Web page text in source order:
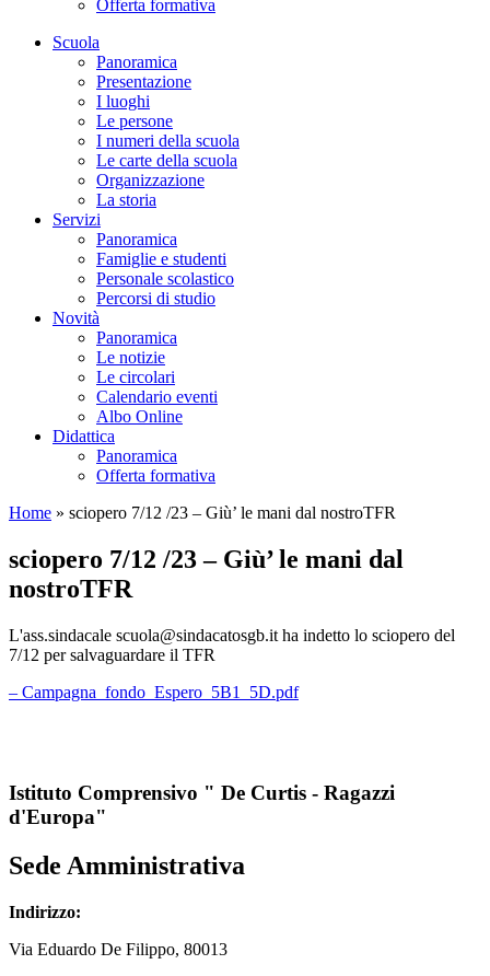
Offerta formativa
Scuola
Panoramica
Presentazione
I luoghi
Le persone
I numeri della scuola
Le carte della scuola
Organizzazione
La storia
Servizi
Panoramica
Famiglie e studenti
Personale scolastico
Percorsi di studio
Novità
Panoramica
Le notizie
Le circolari
Calendario eventi
Albo Online
Didattica
Panoramica
Offerta formativa
Home » sciopero 7/12 /23 – Giù’ le mani dal nostroTFR
sciopero 7/12 /23 – Giù’ le mani dal
nostroTFR
L'ass.sindacale scuola@sindacatosgb.it ha indetto lo sciopero del
7/12 per salvaguardare il TFR
– Campagna_fondo_Espero_5B1_5D.pdf
Istituto Comprensivo " De Curtis - Ragazzi
d'Europa"
Sede Amministrativa
Indirizzo:
Via Eduardo De Filippo, 80013